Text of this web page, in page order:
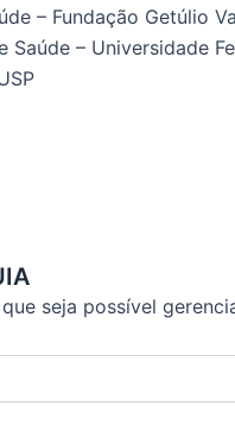
– Fundação Getúlio
– Universidade
seja possível